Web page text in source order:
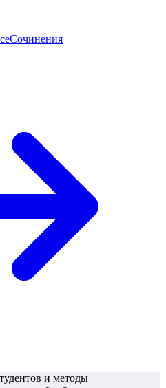
Сочинения
и методы